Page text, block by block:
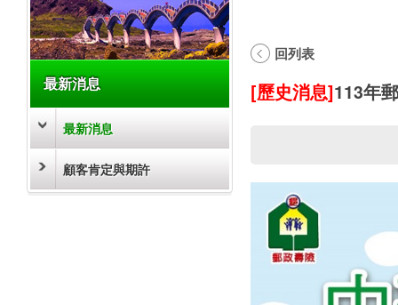
最新消息
最新消息
顧客肯定與期許
回列表
[歷史消息]113年